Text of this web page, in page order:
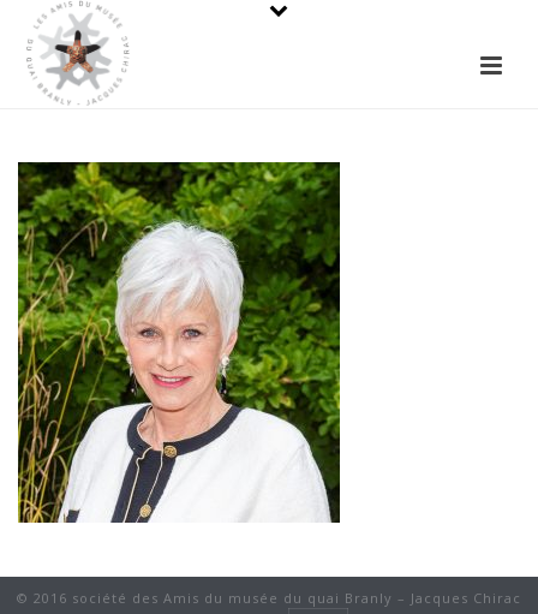
© 2016 société des Amis du musée du quai Branly – Jacques Chirac